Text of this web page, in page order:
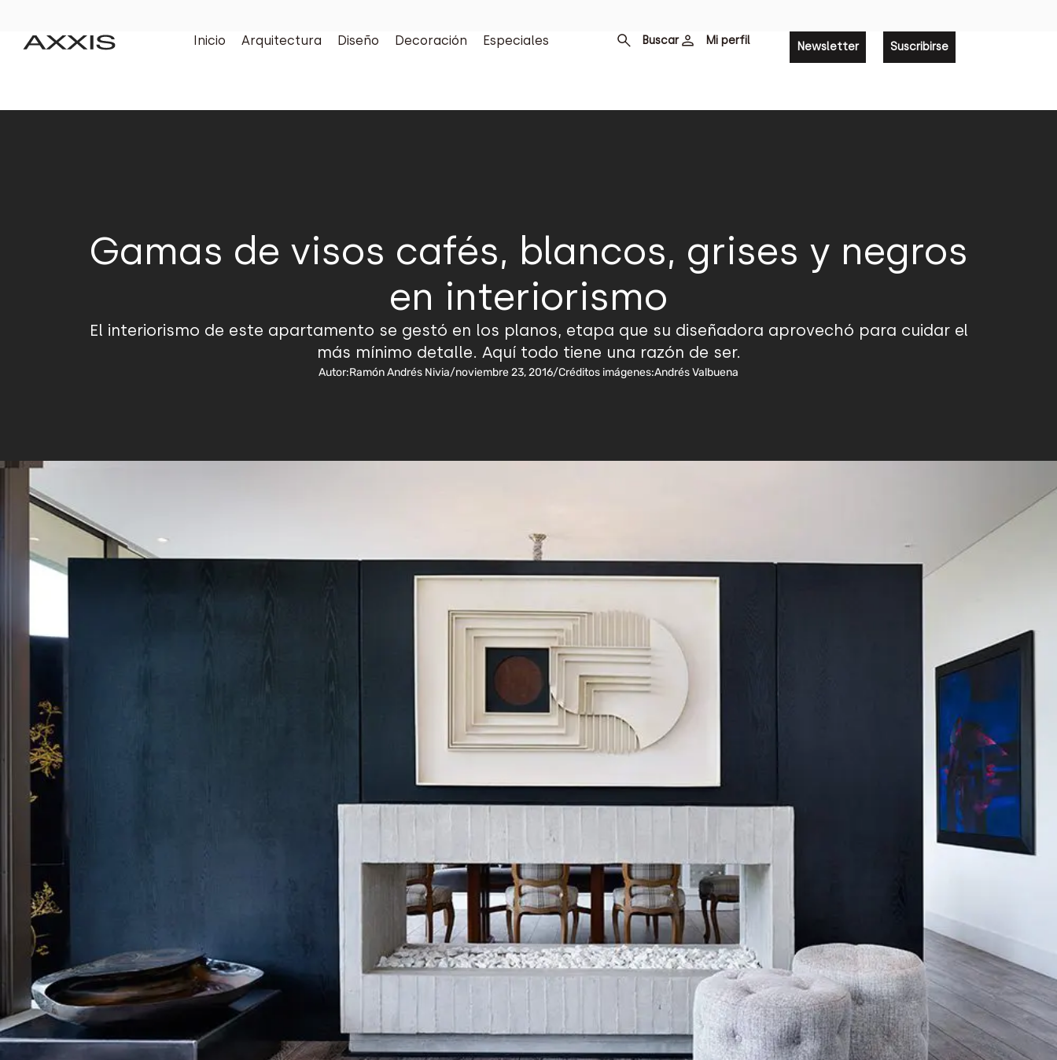
Inicio Arquitectura Diseño Decoración Especiales Buscar Mi perfil Newsletter Suscribirse
Gamas de visos cafés, blancos, grises y negros
en interiorismo
El interiorismo de este apartamento se gestó en los planos, etapa que su diseñadora aprovechó para cuidar el
más mínimo detalle. Aquí todo tiene una razón de ser.
Autor:Ramón Andrés Nivia/noviembre 23, 2016/Créditos imágenes:Andrés Valbuena